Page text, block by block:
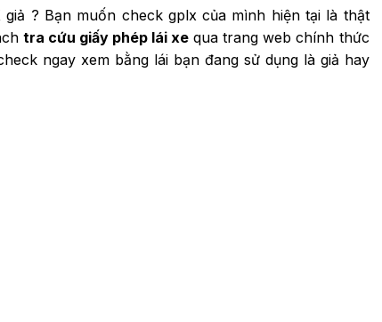
? Bạn muốn check gplx của mình hiện tại là thật
tra cứu giấy phép lái xe qua trang web chính thức
ngay xem bằng lái bạn đang sử dụng là giả hay